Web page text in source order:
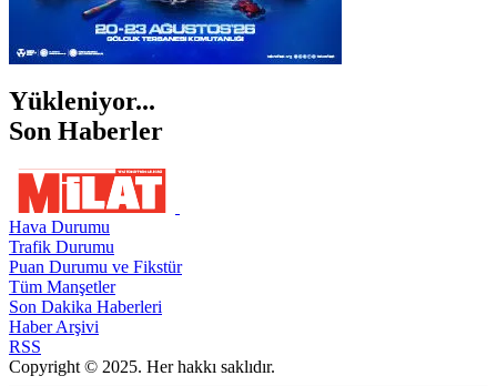
Yükleniyor...
Son Haberler
Hava Durumu
Trafik Durumu
Puan Durumu ve Fikstür
Tüm Manşetler
Son Dakika Haberleri
Haber Arşivi
RSS
Copyright © 2025. Her hakkı saklıdır.